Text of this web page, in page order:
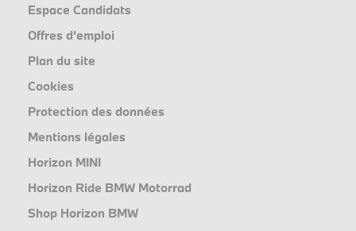
Espace Candidats
Offres d'emploi
Plan du site
Cookies
Protection des données
Mentions légales
Horizon MINI
Horizon Ride BMW Motorrad
Shop Horizon BMW